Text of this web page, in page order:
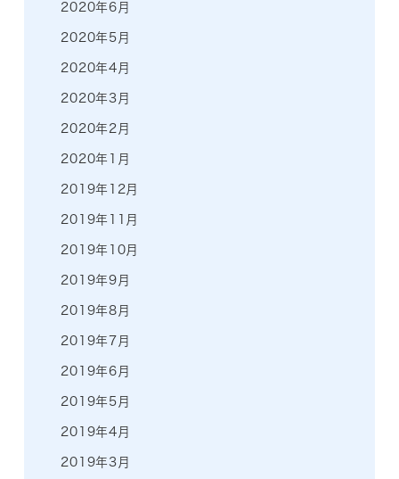
2020年6月
2020年5月
2020年4月
2020年3月
2020年2月
2020年1月
2019年12月
2019年11月
2019年10月
2019年9月
2019年8月
2019年7月
2019年6月
2019年5月
2019年4月
2019年3月